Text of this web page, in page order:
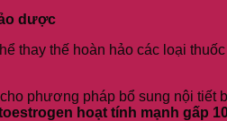
dược
thay thế hoàn hảo các loại
phương pháp bổ sung nội tiết
hoạt tính mạnh gấp